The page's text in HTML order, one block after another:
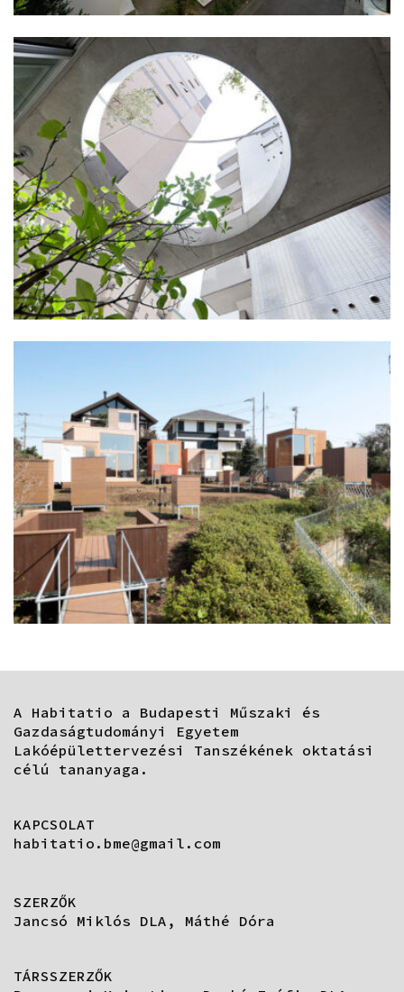
A Habitatio a Budapesti Műszaki és
Gazdaságtudományi Egyetem
Lakóépülettervezési Tanszékének oktatási
célú tananyaga.
KAPCSOLAT
habitatio.bme@gmail.com
SZERZŐK
Jancsó Miklós DLA, Máthé Dóra
TÁRSSZERZŐK